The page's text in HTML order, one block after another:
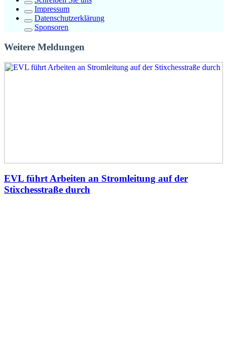
Impressum
Datenschutzerklärung
Sponsoren
Weitere Meldungen
EVL führt Arbeiten an Stromleitung auf der
Stixchesstraße durch